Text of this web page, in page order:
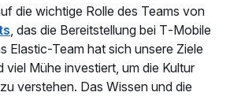
die wichtige Rolle des Teams von
, das die Bereitstellung bei T‑Mobile
Elastic-Team hat sich unsere Ziele
viel Mühe investiert, um die Kultur
verstehen. Das Wissen und die